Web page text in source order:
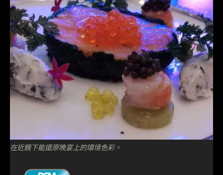
在近鏡下能還原晚宴上的環境色彩。